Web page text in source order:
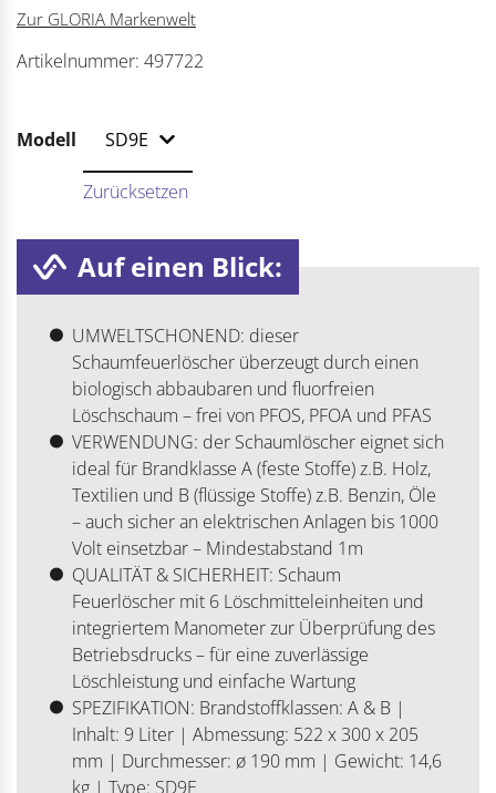
Zur GLORIA Markenwelt
Artikelnummer: 497722
Modell
Zurücksetzen
Auf einen Blick:
UMWELTSCHONEND: dieser
Schaumfeuerlöscher überzeugt durch einen
biologisch abbaubaren und fluorfreien
Löschschaum – frei von PFOS, PFOA und PFAS
VERWENDUNG: der Schaumlöscher eignet sich
ideal für Brandklasse A (feste Stoffe) z.B. Holz,
Textilien und B (flüssige Stoffe) z.B. Benzin, Öle
– auch sicher an elektrischen Anlagen bis 1000
Volt einsetzbar – Mindestabstand 1m
QUALITÄT & SICHERHEIT: Schaum
Feuerlöscher mit 6 Löschmitteleinheiten und
integriertem Manometer zur Überprüfung des
Betriebsdrucks – für eine zuverlässige
Löschleistung und einfache Wartung
SPEZIFIKATION: Brandstoffklassen: A & B |
Inhalt: 9 Liter | Abmessung: 522 x 300 x 205
mm | Durchmesser: ø 190 mm | Gewicht: 14,6
kg | Type: SD9E